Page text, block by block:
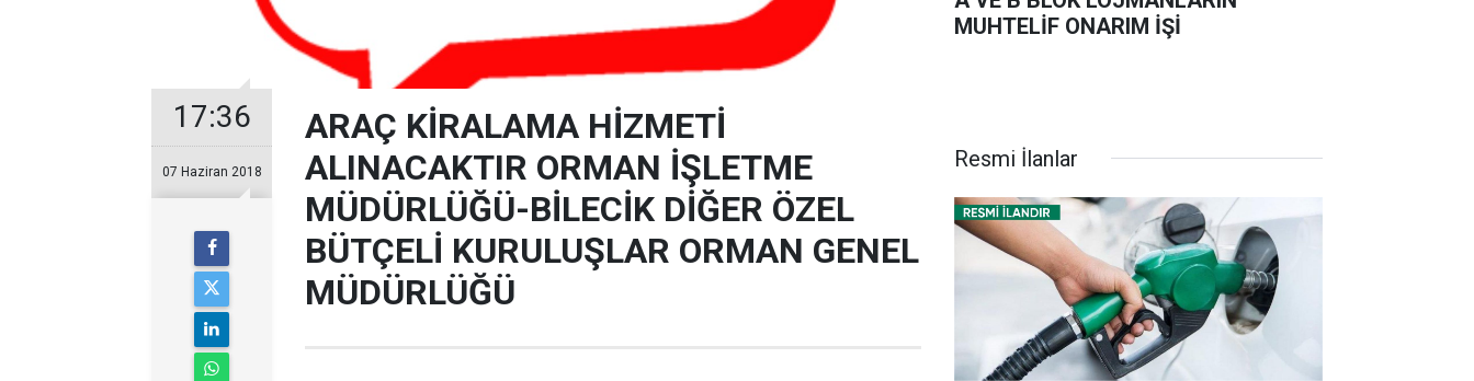
17:36
07 Haziran 2018
ARAÇ KİRALAMA HİZMETİ
ALINACAKTIR ORMAN İŞLETME
MÜDÜRLÜĞÜ-BİLECİK DİĞER ÖZEL
BÜTÇELİ KURULUŞLAR ORMAN GENEL
MÜDÜRLÜĞÜ
MUHTELİF ONARIM İŞİ
Resmi İlanlar